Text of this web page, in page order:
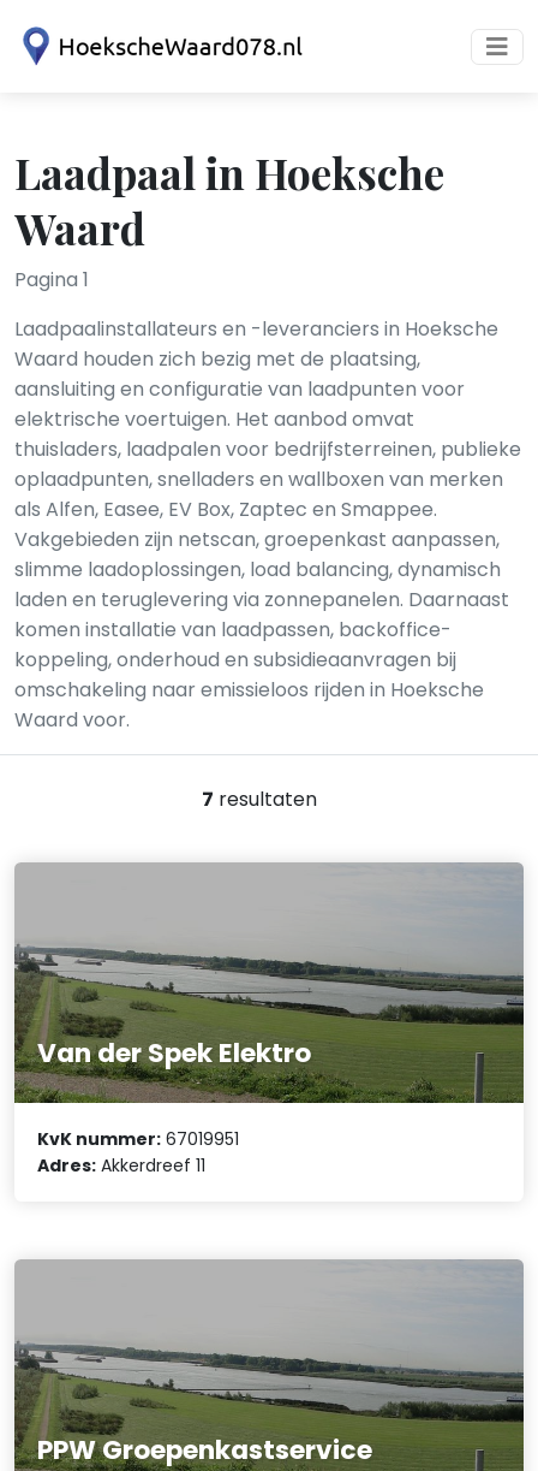
Laadpaal in Hoeksche
Waard
Pagina 1
Laadpaalinstallateurs en -leveranciers in Hoeksche
Waard houden zich bezig met de plaatsing,
aansluiting en configuratie van laadpunten voor
elektrische voertuigen. Het aanbod omvat
thuisladers, laadpalen voor bedrijfsterreinen, publieke
oplaadpunten, snelladers en wallboxen van merken
als Alfen, Easee, EV Box, Zaptec en Smappee.
Vakgebieden zijn netscan, groepenkast aanpassen,
slimme laadoplossingen, load balancing, dynamisch
laden en teruglevering via zonnepanelen. Daarnaast
komen installatie van laadpassen, backoffice-
koppeling, onderhoud en subsidieaanvragen bij
omschakeling naar emissieloos rijden in Hoeksche
Waard voor.
7 resultaten
Van der Spek Elektro
KvK nummer: 67019951
Adres: Akkerdreef 11
PPW Groepenkastservice